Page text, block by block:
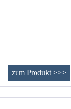
zum Produkt >>>